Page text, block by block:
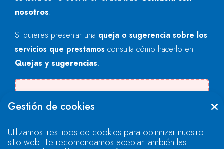
nosotros.
Si quieres presentar una queja o sugerencia sobre los
servicios que prestamos consulta cómo hacerlo en
Quejas y sugerencias.
"text".
Gestión de cookies
Utilizamos tres tipos de cookies para optimizar nuestro
sitio web. Te recomendamos aceptar también las